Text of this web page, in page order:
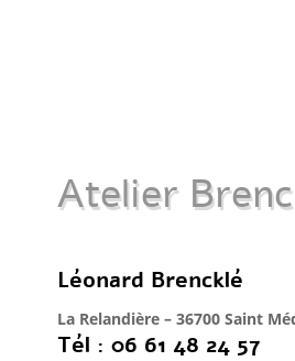
Atelier
Léonard Brencklé
La Relandière – 36700 Saint
Tél : 06 61 48 24 57